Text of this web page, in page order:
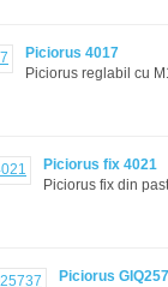
Piciorus 4017
Piciorus reglabil
Piciorus fix 4021
Piciorus fix din
Piciorus